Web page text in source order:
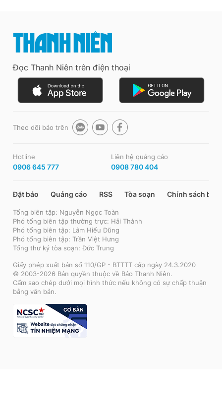
Đọc Thanh Niên trên điện thoại
Theo dõi báo trên
Hotline
0906 645 777
Liên hệ quảng cáo
0908 780 404
Đặt báo Quảng cáo RSS Tòa soạn Chính sách bảo
Tổng biên tập: Nguyễn Ngọc Toàn
Phó tổng biên tập thường trực: Hải Thành
Phó tổng biên tập: Lâm Hiếu Dũng
Phó tổng biên tập: Trần Việt Hưng
Tổng thư ký tòa soạn: Đức Trung
Giấy phép xuất bản số 110/GP - BTTTT cấp ngày 24.3.2020
© 2003-2026 Bản quyền thuộc về Báo Thanh Niên.
Cấm sao chép dưới mọi hình thức nếu không có sự chấp thuận
bằng văn bản.